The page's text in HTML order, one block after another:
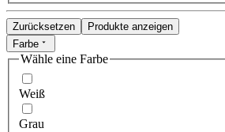
Zurücksetzen
Produkte anzeigen
Farbe
Wähle eine Farbe
Weiß
Grau